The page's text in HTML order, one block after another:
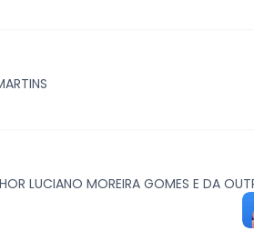
LUCIANO MOREIRA GOMES E DA